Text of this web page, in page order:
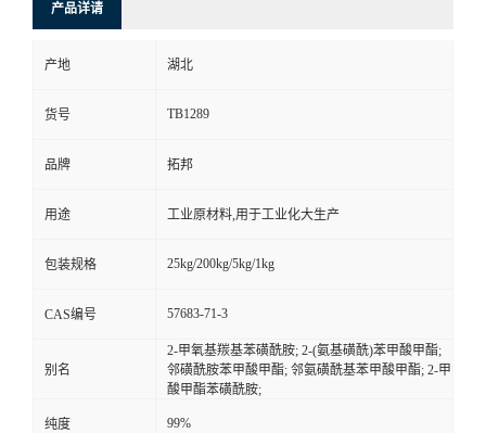
产品详请
产地 湖北
货号 TB1289
品牌 拓邦
用途 工业原材料,用于工业化大生产
包装规格 25kg/200kg/5kg/1kg
CAS编号 57683-71-3
别名
2-甲氧基羰基苯磺酰胺; 2-(氨基磺酰)苯甲酸甲酯;
邻磺酰胺苯甲酸甲酯; 邻氨磺酰基苯甲酸甲酯; 2-甲
酸甲酯苯磺酰胺;
纯度 99%